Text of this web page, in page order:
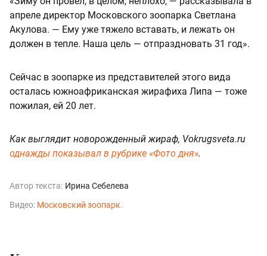
апреле директор Московского зоопарка Светлана
Акулова. — Ему уже тяжело вставать, и лежать он
должен в тепле. Наша цель — отпраздновать 31 год».
Сейчас в зоопарке из представителей этого вида
осталась южноафриканская жирафиха Липа — тоже
пожилая, ей 20 лет.
Как выглядит новорожденный жираф, Vokrugsveta.ru
однажды показывал в рубрике «Фото дня».
Автор текста: Ирина Себелева
Видео: Московский зоопарк.